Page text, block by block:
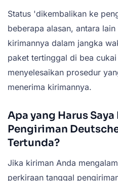
Status 'dikembalikan ke
beberapa alasan, antara
kirimannya dalam jangka
paket tertinggal di bea
menyelesaikan prosedur
menerima kirimannya.
Apa yang Harus
Pengiriman
Tertunda?
Jika kiriman Anda
perkiraan tanggal